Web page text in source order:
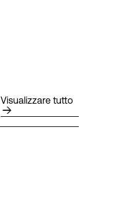
Visualizzare tutto